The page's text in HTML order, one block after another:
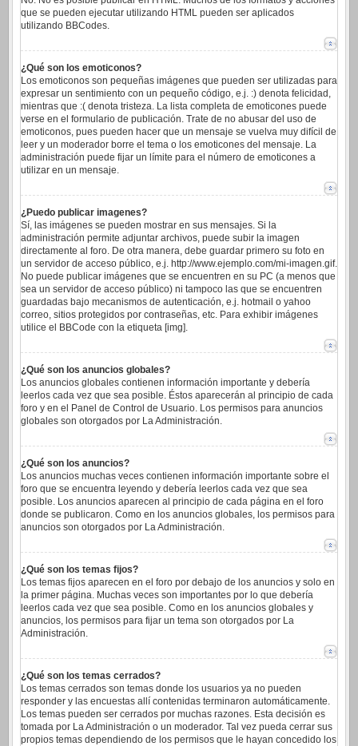
que se pueden ejecutar utilizando HTML pueden ser aplicados
utilizando BBCodes.
¿Qué son los emoticonos?
Los emoticonos son pequeñas imágenes que pueden ser utilizadas para
expresar un sentimiento con un pequeño código, e.j. :) denota felicidad,
mientras que :( denota tristeza. La lista completa de emoticones puede
verse en el formulario de publicación. Trate de no abusar del uso de
emoticonos, pues pueden hacer que un mensaje se vuelva muy difícil de
leer y un moderador borre el tema o los emoticones del mensaje. La
administración puede fijar un límite para el número de emoticones a
utilizar en un mensaje.
¿Puedo publicar imagenes?
Sí, las imágenes se pueden mostrar en sus mensajes. Si la
administración permite adjuntar archivos, puede subir la imagen
directamente al foro. De otra manera, debe guardar primero su foto en
un servidor de acceso público, e.j. http://www.ejemplo.com/mi-imagen.gif.
No puede publicar imágenes que se encuentren en su PC (a menos que
sea un servidor de acceso público) ni tampoco las que se encuentren
guardadas bajo mecanismos de autenticación, e.j. hotmail o yahoo
correo, sitios protegidos por contraseñas, etc. Para exhibir imágenes
utilice el BBCode con la etiqueta [img].
¿Qué son los anuncios globales?
Los anuncios globales contienen información importante y debería
leerlos cada vez que sea posible. Éstos aparecerán al principio de cada
foro y en el Panel de Control de Usuario. Los permisos para anuncios
globales son otorgados por La Administración.
¿Qué son los anuncios?
Los anuncios muchas veces contienen información importante sobre el
foro que se encuentra leyendo y debería leerlos cada vez que sea
posible. Los anuncios aparecen al principio de cada página en el foro
donde se publicaron. Como en los anuncios globales, los permisos para
anuncios son otorgados por La Administración.
¿Qué son los temas fijos?
Los temas fijos aparecen en el foro por debajo de los anuncios y solo en
la primer página. Muchas veces son importantes por lo que debería
leerlos cada vez que sea posible. Como en los anuncios globales y
anuncios, los permisos para fijar un tema son otorgados por La
Administración.
¿Qué son los temas cerrados?
Los temas cerrados son temas donde los usuarios ya no pueden
responder y las encuestas allí contenidas terminaron automáticamente.
Los temas pueden ser cerrados por muchas razones. Esta decisión es
tomada por La Administración o un moderador. Tal vez pueda cerrar sus
propios temas dependiendo de los permisos que le hayan concedido los